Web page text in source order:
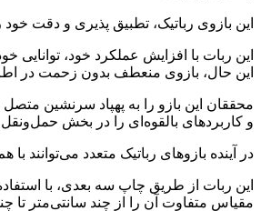
این بازوی رباتیک، تطبیق پذیری و دقت
این ربات با افزایش عملکرد خود،
این حال، بازوی منعطف بدون زحمت در
محققان این بازو را به پهپاد سرنشین
و کاربردهای بالقوه‌ای را در بخش
در آینده بازوهای رباتیک متعدد می‌توانند
این ربات از طریق چاپ سه بعدی، با
مقیاس متفاوت آن را از چند سانتی‌متر تا